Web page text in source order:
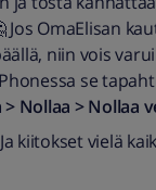
OmaElisan
niin vois
se
Nollaa > Nollaa
vielä